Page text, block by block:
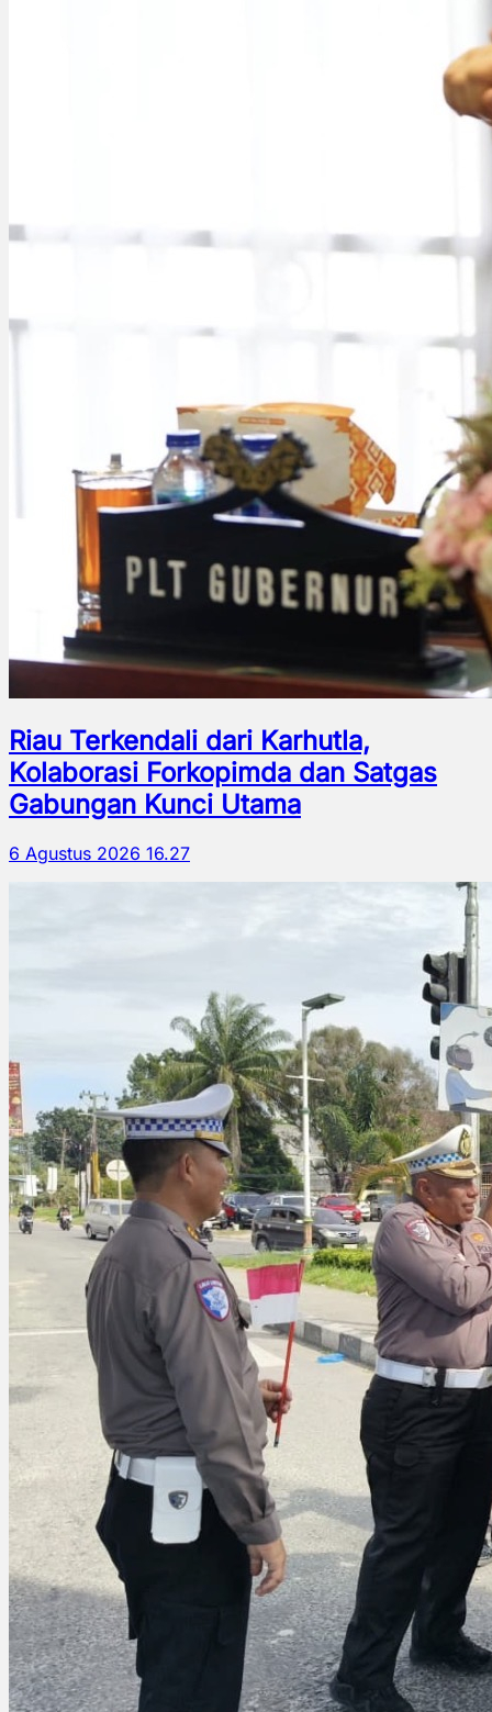
Riau Terkendali dari Karhutla,
Kolaborasi Forkopimda dan Satgas
Gabungan Kunci Utama
6 Agustus 2026 16.27